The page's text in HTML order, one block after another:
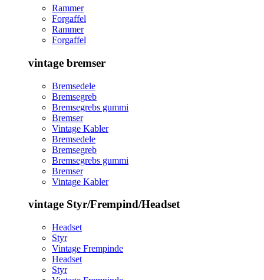
Rammer
Forgaffel
Rammer
Forgaffel
vintage bremser
Bremsedele
Bremsegreb
Bremsegrebs gummi
Bremser
Vintage Kabler
Bremsedele
Bremsegreb
Bremsegrebs gummi
Bremser
Vintage Kabler
vintage Styr/Frempind/Headset
Headset
Styr
Vintage Frempinde
Headset
Styr